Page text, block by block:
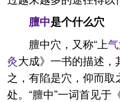
膻中是个什么穴
膻中穴，又称“上
灸大成》一书的描述，
之，有陷是穴，仰而取
处。“膻中”一词首见于